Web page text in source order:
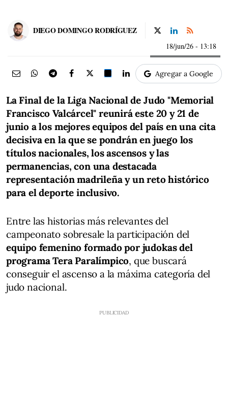
DIEGO DOMINGO RODRÍGUEZ
18/jun/26 - 13:18
Agregar a Google
La Final de la Liga Nacional de Judo "Memorial
Francisco Valcárcel" reunirá este 20 y 21 de
junio a los mejores equipos del país en una cita
decisiva en la que se pondrán en juego los
títulos nacionales, los ascensos y las
permanencias, con una destacada
representación madrileña y un reto histórico
para el deporte inclusivo.
Entre las historias más relevantes del
campeonato sobresale la participación del
equipo femenino formado por judokas del
programa Tera Paralímpico, que buscará
conseguir el ascenso a la máxima categoría del
judo nacional.